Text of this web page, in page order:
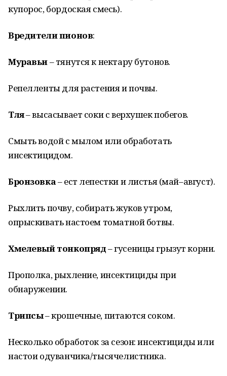
купорос, бордоская смесь).
Вредители пионов:
Муравьи– тянутся к нектару бутонов.
Репелленты для растения и почвы.
Тля– высасывает соки с верхушек побегов.
Смыть водой с мылом или обработать
инсектицидом.
Бронзовка– ест лепестки и листья (май–август).
Рыхлить почву, собирать жуков утром,
опрыскивать настоем томатной ботвы.
Хмелевый тонкопряд– гусеницы грызут корни.
Прополка, рыхление, инсектициды при
обнаружении.
Трипсы– крошечные, питаются соком.
Несколько обработок за сезон: инсектициды или
настои одуванчика/тысячелистника.